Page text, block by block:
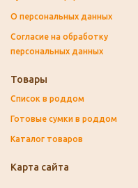
О персональных данных
Согласие на обработку
персональных данных
Товары
Список в роддом
Готовые сумки в роддом
Каталог товаров
Карта сайта